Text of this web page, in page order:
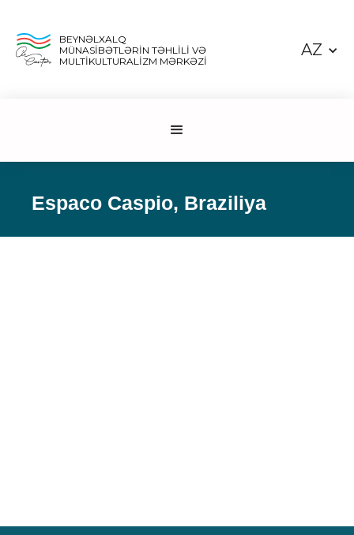
BEYNƏLXALQ
MÜNASİBƏTLƏRİN TƏHLİLİ VƏ
MULTİKULTURALİZM MƏRKƏZİ
AZ
Espaco Caspio, Braziliya